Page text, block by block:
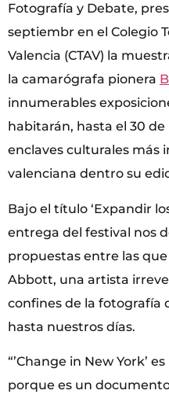
Fotografía y Debate,
septiembr en el Colegio
Valencia (CTAV) la
la camarógrafa pionera
innumerables
habitarán, hasta el 30
enclaves culturales más
valenciana dentro su
Bajo el título ‘Expandir
entrega del festival nos
propuestas entre las
Abbott, una artista
confines de la fotografía
hasta nuestros días.
“’Change in New York’
porque es un